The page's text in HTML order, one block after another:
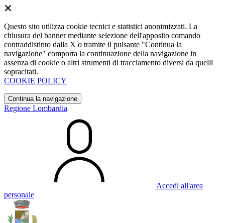
Questo sito utilizza cookie tecnici e statistici anonimizzati. La
chiusura del banner mediante selezione dell'apposito comando
contraddistinto dalla X o tramite il pulsante "Continua la
navigazione" comporta la continuazione della navigazione in
assenza di cookie o altri strumenti di tracciamento diversi da quelli
sopracitati.
COOKIE POLICY
Continua la navigazione
Regione Lombardia
Accedi all'area
personale